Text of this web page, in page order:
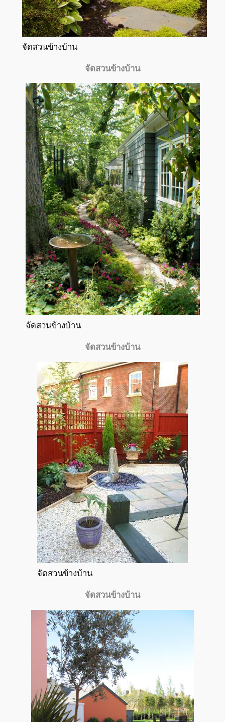
จัดสวนข้างบ้าน
จัดสวนข้างบ้าน
จัดสวนข้างบ้าน
จัดสวนข้างบ้าน
จัดสวนข้างบ้าน
จัดสวนข้างบ้าน